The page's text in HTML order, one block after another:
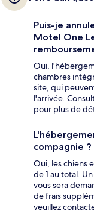
Puis-je
Motel One
Oui,
chambres
site, qui
l'arrivée.
pour plus de
compagnie ?
Oui, les chiens
de 1 au total.
vous sera
de frais
veuillez